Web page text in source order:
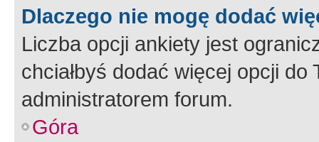
Dlaczego nie mogę dodać
Liczba opcji ankiety jest
chciałbyś dodać więcej opcji
administratorem forum.
Góra